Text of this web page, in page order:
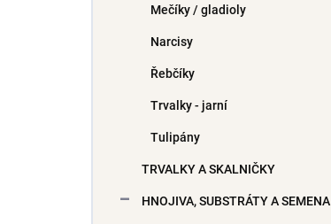
Mečíky / gladioly
Narcisy
Řebčíky
Trvalky - jarní
Tulipány
TRVALKY A SKALNIČKY
HNOJIVA, SUBSTRÁTY A SEMENA